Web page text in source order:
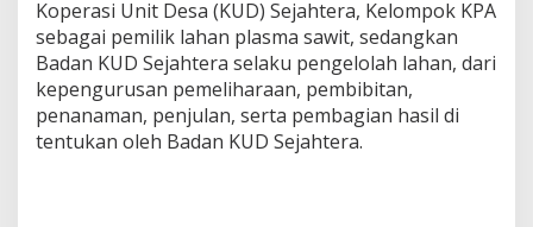
T
o
m
n
G
e
Koperasi Unit Desa (KUD) Sejahtera, Kelompok KPA
sebagai pemilik lahan plasma sawit, sedangkan
Badan KUD Sejahtera selaku pengelolah lahan, dari
kepengurusan pemeliharaan, pembibitan,
penanaman, penjulan, serta pembagian hasil di
tentukan oleh Badan KUD Sejahtera.